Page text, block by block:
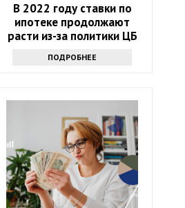
В 2022 году ставки по
ипотеке продолжают
расти из-за политики ЦБ
ПОДРОБНЕЕ